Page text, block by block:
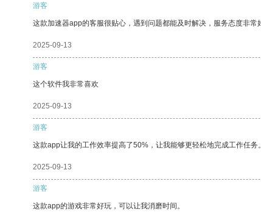
游客
这款加速器app的客服很贴心，遇到问题都能及时解决，服务态度非常
2025-09-13
游客
这个软件我非常喜欢
2025-09-13
游客
这款app让我的工作效率提高了50%，让我能够更轻松地完成工作任
2025-09-13
游客
这款app的游戏非常好玩，可以让我消磨时间。